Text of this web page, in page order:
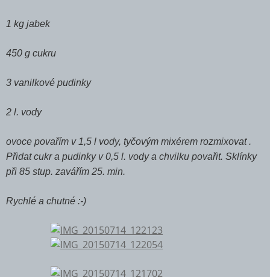
1 kg jabek
450 g cukru
3 vanilkové pudinky
2 l. vody
ovoce povařím v 1,5 l vody, tyčovým mixérem rozmixovat .
Přidat cukr a pudinky v 0,5 l. vody a chvilku povařit. Sklínky
při 85 stup. zavářím 25. min.
Rychlé a chutné :-)